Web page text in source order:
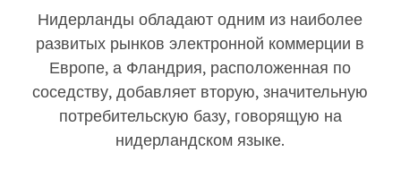
Нидерланды обладают одним из наиболее
развитых рынков электронной коммерции в
Европе, а Фландрия, расположенная по
соседству, добавляет вторую, значительную
потребительскую базу, говорящую на
нидерландском языке.